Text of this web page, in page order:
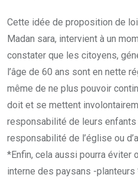
Cette idée de proposition de
Madan sara, intervient à un
constater que les citoyens,
l’âge de 60 ans sont en nette
même de ne plus pouvoir
doit et se mettent
responsabilité de leurs enfants
responsabilité de l’église ou
*Enfin, cela aussi pourra éviter
interne des paysans -